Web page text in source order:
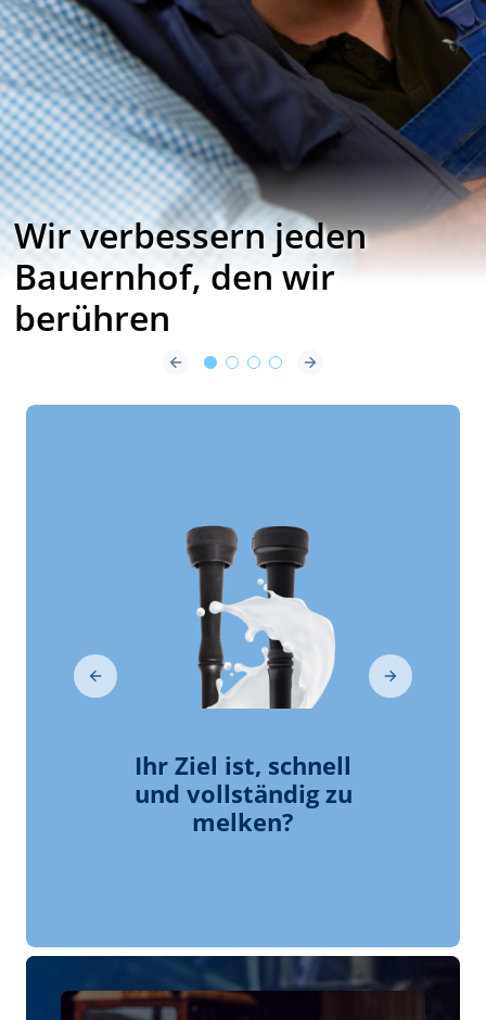
AMS
Zitzengummis
milkrite | InterPuls